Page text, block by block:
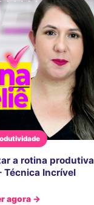
a rotina produtiva
Técnica Incrível
agora →